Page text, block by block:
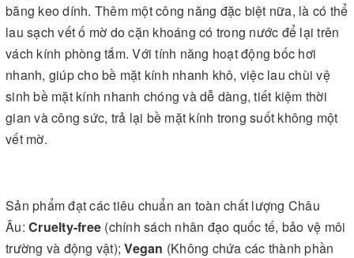
băng keo dính. Thêm một công năng đặc biệt nữa, là có thể
lau sạch vết ố mờ do cặn khoáng có trong nước để lại trên
vách kính phòng tắm. Với tính năng hoạt động bốc hơi
nhanh, giúp cho bề mặt kính nhanh khô, việc lau chùi vệ
sinh bề mặt kính nhanh chóng và dễ dàng, tiết kiệm thời
gian và công sức, trả lại bề mặt kính trong suốt không một
vết mờ.
Sản phẩm đạt các tiêu chuẩn an toàn chất lượng Châu
Âu: Cruelty-free (chính sách nhân đạo quốc tế, bảo vệ môi
trường và động vật);Vegan (Không chứa các thành phần